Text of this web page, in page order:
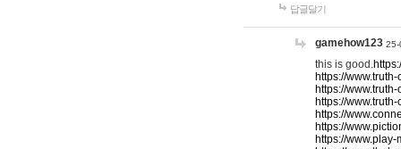
답글달기
gamehow123 25-
this is good.
https://
https://
https://
https://
https://
https://